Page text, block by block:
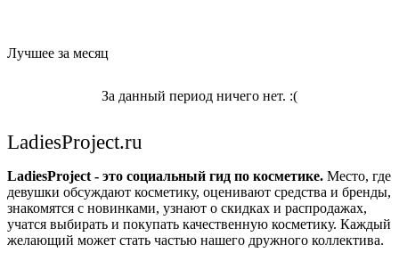
Лучшее за месяц
За данный период ничего нет. :(
LadiesProject.ru
LadiesProject - это социальный гид по косметике. Место, где
девушки обсуждают косметику, оценивают средства и бренды,
знакомятся с новинками, узнают о скидках и распродажах,
учатся выбирать и покупать качественную косметику. Каждый
желающий может стать частью нашего дружного коллектива.